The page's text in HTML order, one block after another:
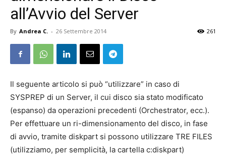
all’Avvio del Server
By Andrea C. - 26 Settembre 2014 261
Il seguente articolo si può “utilizzare” in caso di
SYSPREP di un Server, il cui disco sia stato modificato
(espanso) da operazioni precedenti (Orchestrator, ecc.).
Per effettuare un ri-dimensionamento del disco, in fase
di avvio, tramite diskpart si possono utilizzare TRE FILES
(utilizziamo, per semplicità, la cartella c:diskpart)